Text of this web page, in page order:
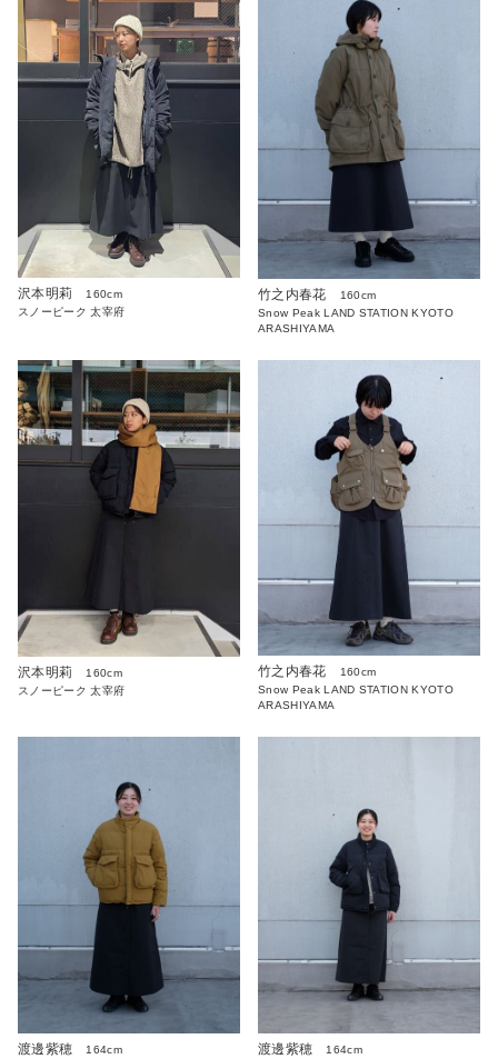
沢本明莉
160cm
スノーピーク 太宰府
竹之内春花
160cm
Snow Peak LAND STATION KYOTO
ARASHIYAMA
沢本明莉
160cm
スノーピーク 太宰府
竹之内春花
160cm
Snow Peak LAND STATION KYOTO
ARASHIYAMA
渡邊紫穂
164cm
渡邊紫穂
164cm